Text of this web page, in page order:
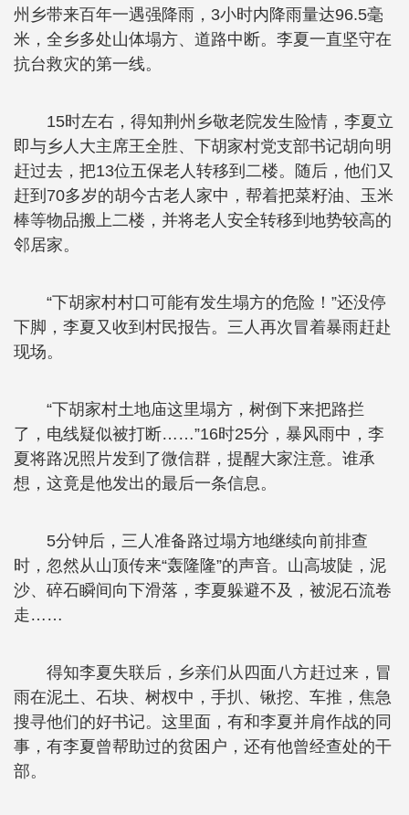
州乡带来百年一遇强降雨，3小时内降雨量达96.5毫
米，全乡多处山体塌方、道路中断。李夏一直坚守在
抗台救灾的第一线。
15时左右，得知荆州乡敬老院发生险情，李夏立
即与乡人大主席王全胜、下胡家村党支部书记胡向明
赶过去，把13位五保老人转移到二楼。随后，他们又
赶到70多岁的胡今古老人家中，帮着把菜籽油、玉米
棒等物品搬上二楼，并将老人安全转移到地势较高的
邻居家。
“下胡家村村口可能有发生塌方的危险！”还没停
下脚，李夏又收到村民报告。三人再次冒着暴雨赶赴
现场。
“下胡家村土地庙这里塌方，树倒下来把路拦
了，电线疑似被打断……”16时25分，暴风雨中，李
夏将路况照片发到了微信群，提醒大家注意。谁承
想，这竟是他发出的最后一条信息。
5分钟后，三人准备路过塌方地继续向前排查
时，忽然从山顶传来“轰隆隆”的声音。山高坡陡，泥
沙、碎石瞬间向下滑落，李夏躲避不及，被泥石流卷
走……
得知李夏失联后，乡亲们从四面八方赶过来，冒
雨在泥土、石块、树杈中，手扒、锹挖、车推，焦急
搜寻他们的好书记。这里面，有和李夏并肩作战的同
事，有李夏曾帮助过的贫困户，还有他曾经查处的干
部。